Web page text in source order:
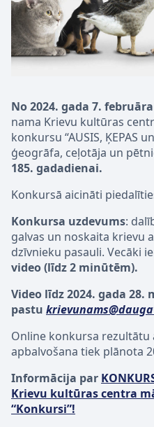
No 2024. gada 7.
nama Krievu kultūras
konkursu “AUSIS, ĶEPAS
ģeogrāfa, ceļotāja un
185. gadadienai.
Konkursā aicināti
Konkursa uzdevums:
galvas un noskaita krievu
dzīvnieku pasauli. Vecāki
video (līdz 2 minūtēm).
Video līdz 2024. gada
pastu
Online konkursa
apbalvošana tiek plānota
Informācija par
Krievu kultūras centra
“Konkursi”!